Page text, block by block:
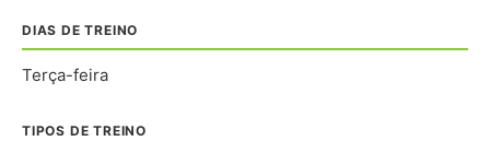
DIAS DE TREINO
Terça-feira
TIPOS DE TREINO